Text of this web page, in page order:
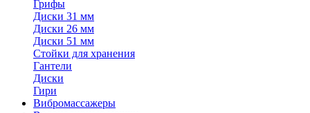
Грифы
Диски 31 мм
Диски 26 мм
Диски 51 мм
Стойки для хранения
Гантели
Диски
Гири
Вибромассажеры